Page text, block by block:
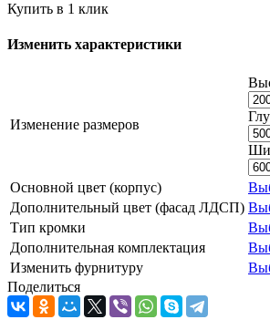
Купить в 1 клик
Изменить характеристики
Изменение размеров
Основной цвет (корпус)
Дополнительный цвет (фасад ЛДСП)
Тип кромки
Дополнительная комплектация
Изменить фурнитуру
Поделиться